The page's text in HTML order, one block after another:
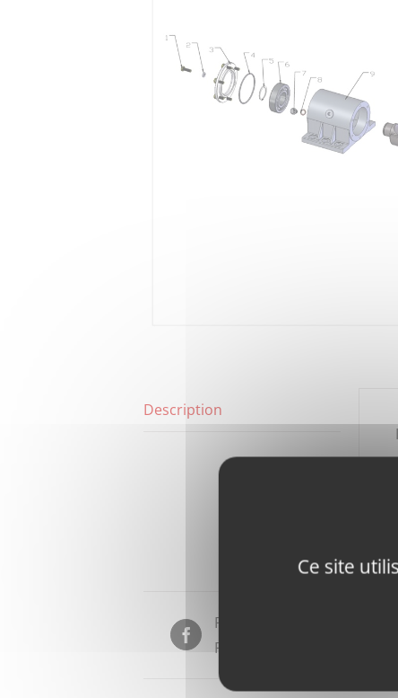
Description
Partager sur
Facebook
Ce site